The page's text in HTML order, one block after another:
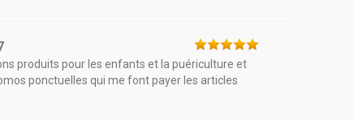
produits pour les enfants et la puériculture et
ponctuelles qui me font payer les articles